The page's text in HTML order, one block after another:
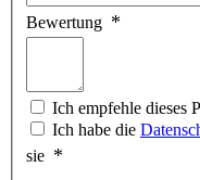
Bewertung
Ich empfehle dieses
Ich habe die
sie